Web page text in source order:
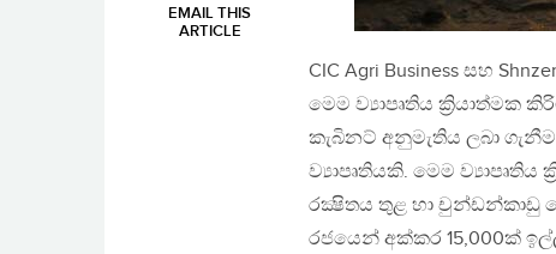
EMAIL THIS
ARTICLE
CIC Agri Business සහ
මෙම ව්‍යාපෘතිය ක්‍රියාත්මක
කැබිනට් අනුමැතිය ලබා
ව්‍යාපෘතියකි. මෙම
රක්‍ෂිතය තුළ හා චුන්ඩන්කාඩු
රජයෙන් අක්කර 15,000ක්